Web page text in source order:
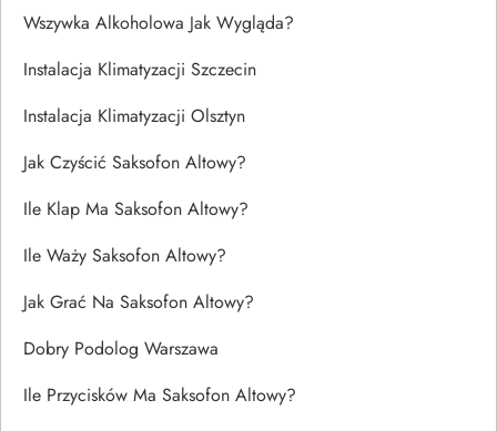
Wszywka Alkoholowa Jak Wygląda?
Instalacja Klimatyzacji Szczecin
Instalacja Klimatyzacji Olsztyn
Jak Czyścić Saksofon Altowy?
Ile Klap Ma Saksofon Altowy?
Ile Waży Saksofon Altowy?
Jak Grać Na Saksofon Altowy?
Dobry Podolog Warszawa
Ile Przycisków Ma Saksofon Altowy?